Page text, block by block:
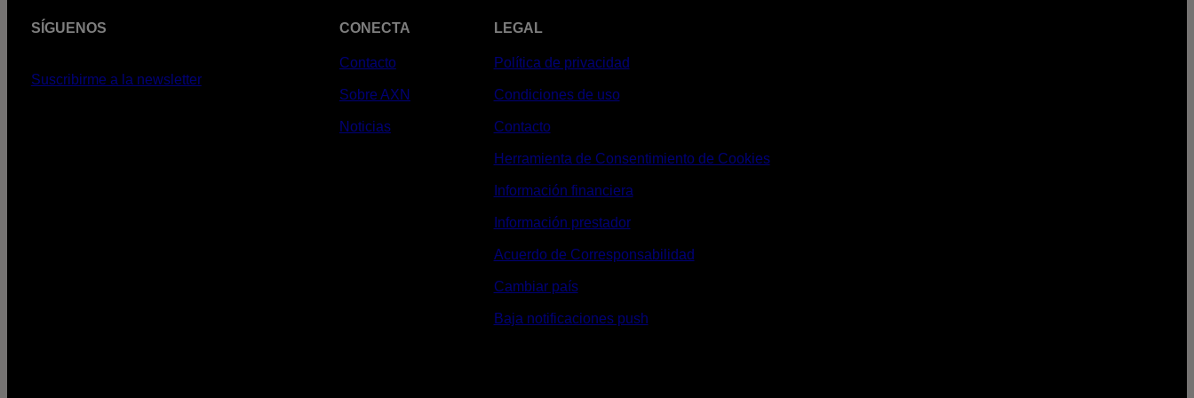
SÍGUENOS
Suscribirme a la newsletter
CONECTA
Contacto
Sobre AXN
Noticias
LEGAL
Política de privacidad
Condiciones de uso
Contacto
Herramienta de Consentimiento de Cookies
Información financiera
Información prestador
Acuerdo de Corresponsabilidad
Cambiar país
Baja notificaciones push